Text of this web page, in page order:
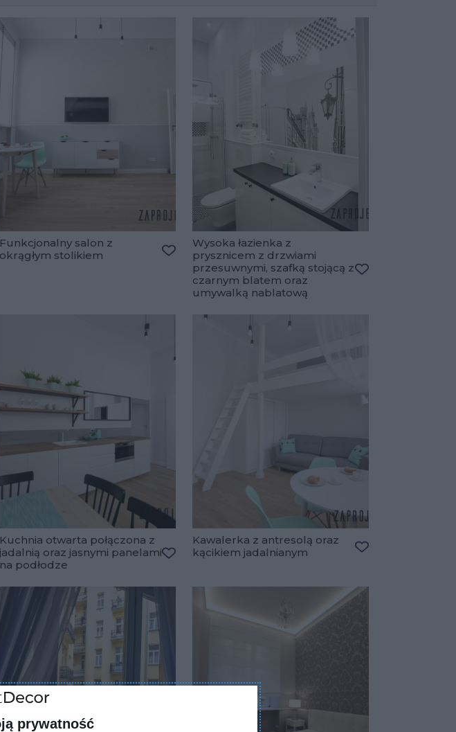
prywatność
Funkcjonalny salon z
okrągłym stolikiem
Dodaj do ulubionych
Wysoka łazienka z
prysznicem z drzwiami
przesuwnymi, szafką stojącą z
czarnym blatem oraz
umywalką nablatową
do ulubionych
Kuchnia otwarta połączona z
jadalnią oraz jasnymi panelami
na podłodze
Kawalerka z antresolą oraz
kącikiem jadalnianym